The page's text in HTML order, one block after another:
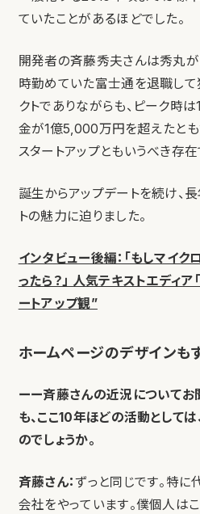
ていたことがあるほどでした。
開発者の斉藤秀夫さんは秀丸が
時勤めていた富士通を退職し
クトでありながらも、ピーク時
金が1億5,000万円を超えたとも
スタートアップともいうべき存在
誕生からアップデートを続け、
トの魅力に迫りました。
インタビュー後編：「もしマイ
ったら？」 人気テキストエディ
ートアップ観”
ホームページのデザインも
ーー斉藤さんの近況についてお
も、ここ10年ほどの活動として
のでしょうか。
斉藤さん：ずっと同じです。特に
会社をやっています。僕個人は